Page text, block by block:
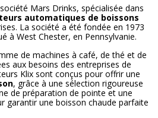
Mars Drinks, spécialisée dans
automatiques de boissons
La société a été fondée en 1973
à West Chester, en Pennsylvanie.
de machines à café, de thé et de
aux besoins des entreprises de
Klix sont conçus pour offrir une
, grâce à une sélection rigoureuse
de préparation de pointe et une
garantir une boisson chaude parfaite